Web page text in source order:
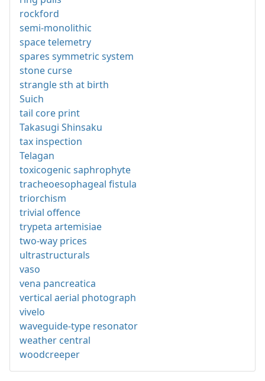
rockford
semi-monolithic
space telemetry
spares symmetric system
stone curse
strangle sth at birth
Suich
tail core print
Takasugi Shinsaku
tax inspection
Telagan
toxicogenic saphrophyte
tracheoesophageal fistula
triorchism
trivial offence
trypeta artemisiae
two-way prices
ultrastructurals
vaso
vena pancreatica
vertical aerial photograph
vivelo
waveguide-type resonator
weather central
woodcreeper